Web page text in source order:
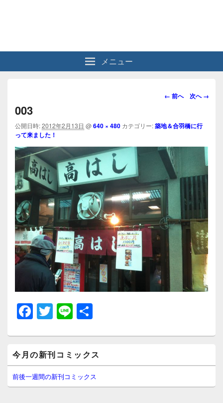
メニュー
画
ビ
ー
シ
ョ
ン
← 前へ 次へ →
003
公開日時:2012年2月13日 @640 × 480 カテゴリー:築地＆合羽橋に行
って来ました！
F
a
c
e
b
o
T
wi
tt
er
Li
n
e
イ
ン
サ
イ
今月の新刊コミックス
前後一週間の新刊コミックス